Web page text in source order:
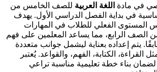
في مادة اللغة العربية للصف الخامس من
في بداية الفصل الدراسي الأول. يهدف
المستوى الفعلي للطلاب في المهارات
من الصف الرابع، مما يساعد المعلمين على فهم
يتم إعداده بعناية ليشمل جوانب متعددة
القراءة، الكتابة، الفهم، والقواعد. يُعتبر
بناء خطة تعليمية مناسبة تراعي